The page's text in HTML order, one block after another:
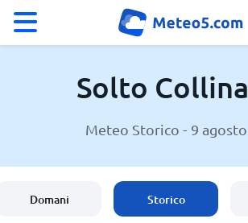
Meteo a Solto Collina
Solto Collina
Meteo Storico - 9 agosto
Domani Storico